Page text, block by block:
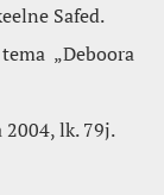
Safed.
„Deboora
2004, lk. 79j.